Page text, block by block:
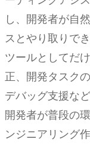
し、開発者が自
スとやり取りで
ツールとしてだ
正、開発タスク
デバッグ支援な
開発者が普段の
ンジニアリング